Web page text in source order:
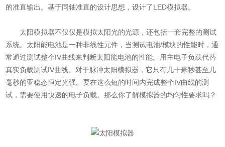
的准直输出。基于同轴准直的设计思想，设计了LED模拟器。
太阳模拟器不仅仅是模拟太阳光的光源，还包括一套完整的测试
系统。太阳能电池是一种非线性元件，当测试电池/模块的性能时，通
常通过测试整个IV曲线来判断太阳能电池的性能。用主电子负载代替
真实负载测试IV曲线。对于脉冲太阳模拟器，它只有几十毫秒甚至几
毫秒的亚稳态恒定光强。要在这么短的时间内完成整个IV曲线的测
试，需要使用快速的电子负载。那么你了解模拟器的均匀性要求吗？